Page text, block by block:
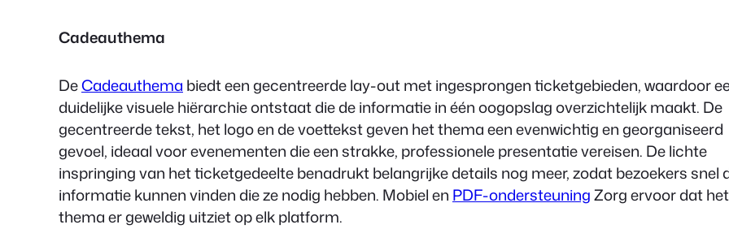
Cadeauthema
DeCadeauthema biedt een gecentreerde lay-out met ingesprongen ticketgebieden, waardoor
duidelijke visuele hiërarchie ontstaat die de informatie in één oogopslag overzichtelijk maakt. De
gecentreerde tekst, het logo en de voettekst geven het thema een evenwichtig en georganiseerd
gevoel, ideaal voor evenementen die een strakke, professionele presentatie vereisen. De lichte
inspringing van het ticketgedeelte benadrukt belangrijke details nog meer, zodat bezoekers snel
informatie kunnen vinden die ze nodig hebben. Mobiel en PDF-ondersteuningZorg ervoor dat het
thema er geweldig uitziet op elk platform.